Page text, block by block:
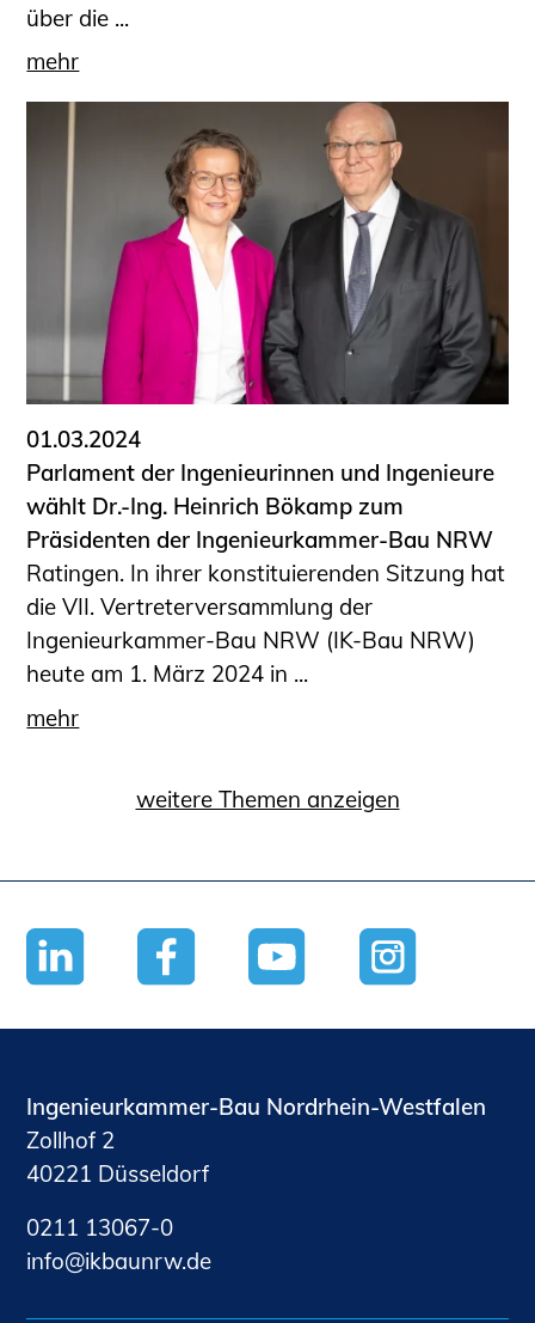
über die ...
mehr
01.03.2024
Parlament der Ingenieurinnen und Ingenieure
wählt Dr.-Ing. Heinrich Bökamp zum
Präsidenten der Ingenieurkammer-Bau NRW
Ratingen. In ihrer konstituierenden Sitzung hat
die VII. Vertreterversammlung der
Ingenieurkammer-Bau NRW (IK-Bau NRW)
heute am 1. März 2024 in ...
mehr
weitere Themen anzeigen
Ingenieurkammer-Bau Nordrhein-Westfalen
Zollhof 2
40221 Düsseldorf
0211 13067-0
nf
kb nrwd